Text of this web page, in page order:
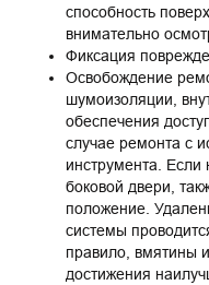
способность
внимательно
Фиксация
Освобождение
шумоизоляции,
обеспечения
случае ремонта с
инструмента. Если
боковой двери,
положение.
системы
правило, вмятины
достижения